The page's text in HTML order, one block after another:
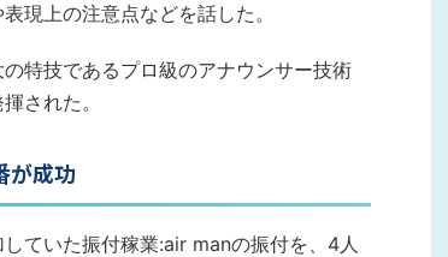
現上の注意点などを話した。
特技であるプロ級のアナウンサー技術
された。
が成功
ていた振付稼業:air manの振付を、4人